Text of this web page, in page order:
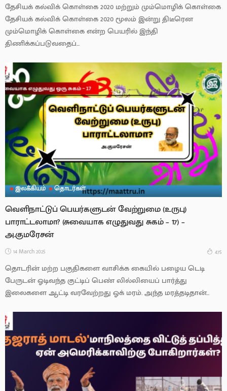
தேசியக் கல்விக் கொள்கை 2020 மற்றும் மும்மொழிக் கொள்கை
தேசியக் கல்விக் கொள்கை 2020 மூலம் இன்று திடீரென
மும்மொழிக் கொள்கை என்ற பெயரில் இந்தி
திணிக்கப்படுவதைப்...
இலக்கியம் தொடர்கள்
வெளிநாட்டுப் பெயர்களுடன் வேற்றுமை (உருபு)
பாராட்டலாமா? (சுவையாக எழுதுவது சுகம் – 17) –
அ.குமரேசன்
14 March 2025 475
தொடரின் மற்ற பகுதிகளை வாசிக்க கையில் பழைய டெடி
பேருடன் ஓடிவந்த குட்டிப் பெண் லில்லியைப் பார்த்து
இலைகளை ஆட்டி வரவேற்றது ஓக் மரம். அந்த மரத்தடிதான்...